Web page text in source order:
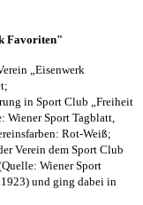
Favoriten"
„Eisenwerk
in Sport Club „Freiheit
Wiener Sport Tagblatt,
Rot-Weiß;
Verein dem Sport Club
Wiener Sport
und ging dabei in